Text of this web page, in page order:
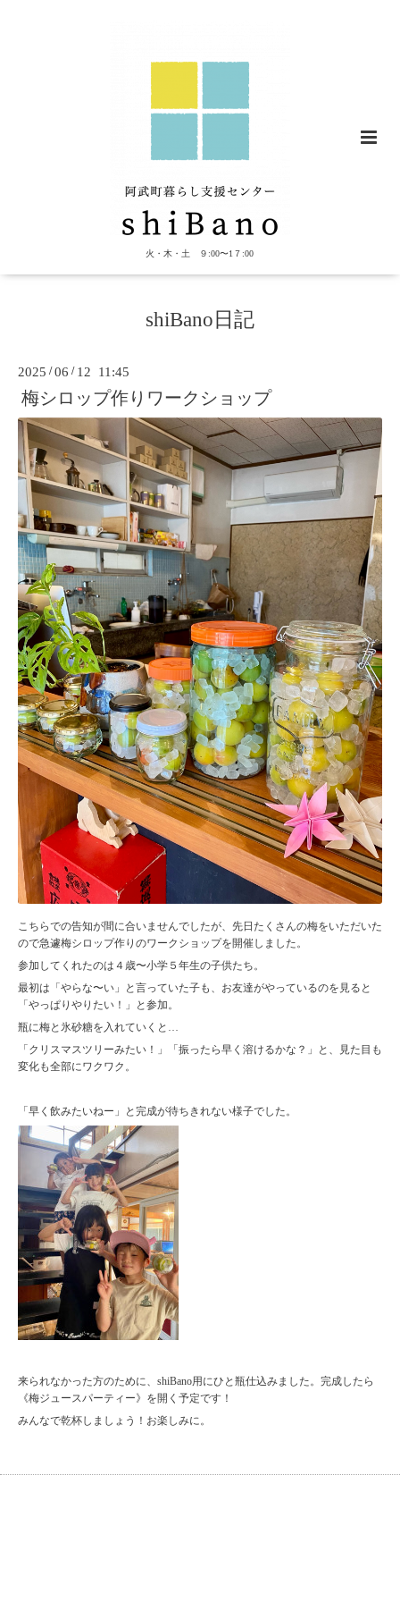
火・木・土 ９:00〜1７:00
shiBano日記
2025 /06 / 12 11:45
梅シロップ作りワークショップ
こちらでの告知が間に合いませんでしたが、先日たくさんの梅をいただいた
ので急遽梅シロップ作りのワークショップを開催しました。
参加してくれたのは４歳〜小学５年生の子供たち。
最初は「やらな〜い」と言っていた子も、お友達がやっているのを見ると
「やっぱりやりたい！」と参加。
瓶に梅と氷砂糖を入れていくと…
「クリスマスツリーみたい！」「振ったら早く溶けるかな？」と、見た目も
変化も全部にワクワク。
「早く飲みたいねー」と完成が待ちきれない様子でした。
来られなかった方のために、shiBano用にひと瓶仕込みました。完成したら
《梅ジュースパーティー》を開く予定です！
みんなで乾杯しましょう！お楽しみに。